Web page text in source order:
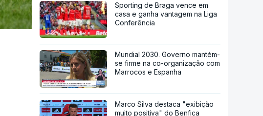
Sporting de Braga vence em
casa e ganha vantagem na Liga
Conferência
Mundial 2030. Governo mantém-
se firme na co-organização com
Marrocos e Espanha
Marco Silva destaca "exibição
muito positiva" do Benfica